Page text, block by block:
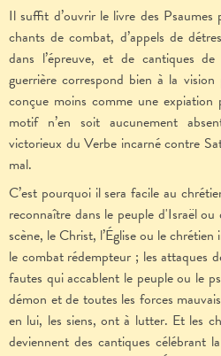
Il suffit d’ouvrir le livre des
chants de combat, d’appels de
dans l’épreuve, et de cantiques
guerrière correspond bien à la
conçue moins comme une
motif n’en soit aucunement
victorieux du Verbe incarné contre
mal.
C’est pourquoi il sera facile au
reconnaître dans le peuple d'Israël
scène, le Christ, l’Église ou le
le combat rédempteur ; les attaques
fautes qui accablent le peuple ou le
démon et de toutes les forces
en lui, les siens, ont à lutter. Et les
deviennent des cantiques célébrant